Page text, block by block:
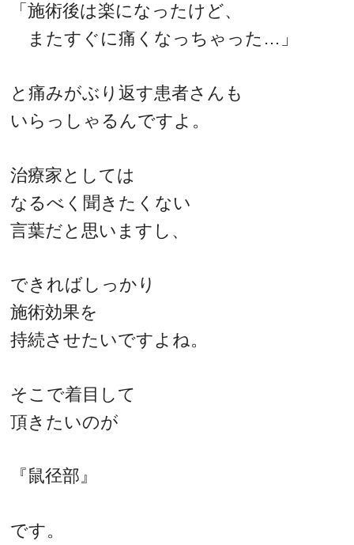
「施術後は楽になったけど、
またすぐに痛くなっちゃった…」
と痛みがぶり返す患者さんも
いらっしゃるんですよ。
治療家としては
なるべく聞きたくない
言葉だと思いますし、
できればしっかり
施術効果を
持続させたいですよね。
そこで着目して
頂きたいのが
『鼠径部』
です。